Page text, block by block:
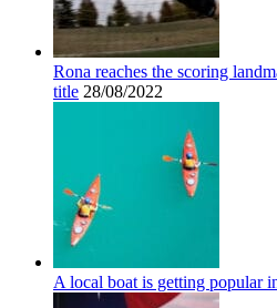
Rona reaches the scoring
title 28/08/2022
A local boat is getting popular